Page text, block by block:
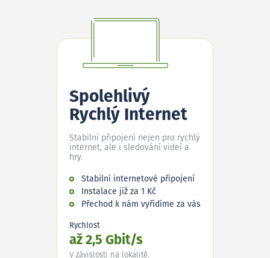
Spolehlivý
Rychlý Internet
Stabilní připojení nejen pro rychlý
internet, ale i sledování videí a
hry.
Stabilní internetové připojení
Instalace již za 1 Kč
Přechod k nám vyřídíme za vás
Rychlost
až 2,5 Gbit/s
V závislosti na lokalitě.